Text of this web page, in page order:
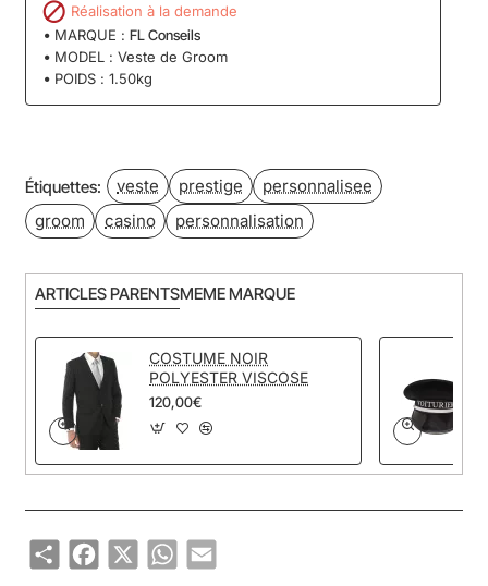
Réalisation à la demande
MARQUE : FL Conseils
MODEL : Veste de Groom
POIDS : 1.50kg
Étiquettes: veste prestige
personnalisee
groom
casino personnalisation
ARTICLES PARENTSMEME MARQUE
COSTUME NOIR
POLYESTER VISCOSE
120,00€
ShareFacebook
X WhatsApp
Email